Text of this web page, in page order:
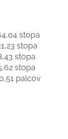
stopa
stopa
stopa
stopa
palcov